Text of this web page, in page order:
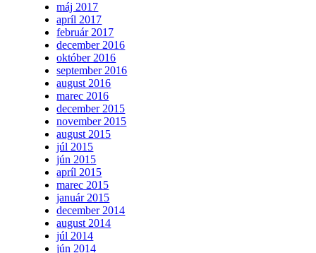
máj 2017
apríl 2017
február 2017
december 2016
október 2016
september 2016
august 2016
marec 2016
december 2015
november 2015
august 2015
júl 2015
jún 2015
apríl 2015
marec 2015
január 2015
december 2014
august 2014
júl 2014
jún 2014